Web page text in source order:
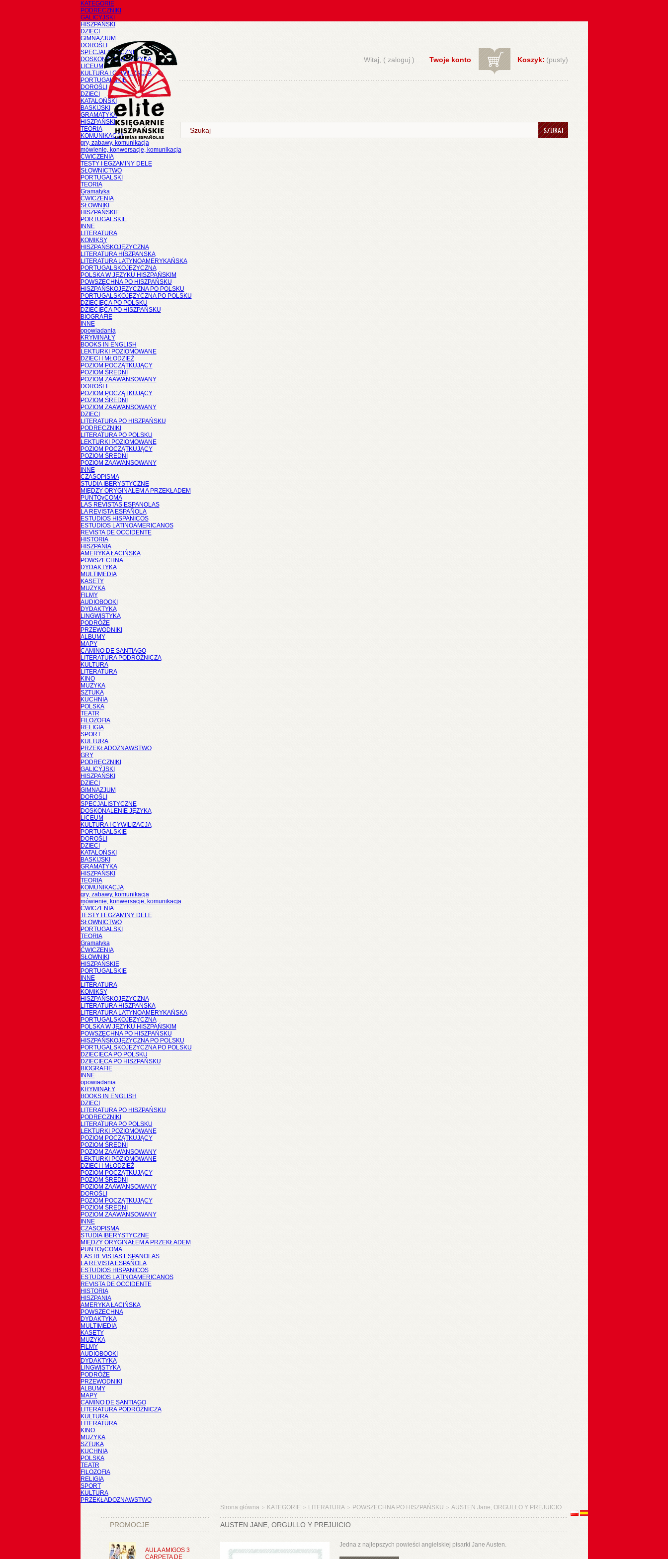
KATEGORIE
PODRĘCZNIKI
GALICYJSKI
HISZPAŃSKI
DZIECI
GIMNAZJUM
DOROŚLI
SPECJALISTYCZNE
DOSKONALENIE JĘZYKA
LICEUM
KULTURA I CYWILIZACJA
PORTUGALSKIE
DOROŚLI
DZIECI
KATALOŃSKI
BASKIJSKI
GRAMATYKA
HISZPAŃSKI
TEORIA
KOMUNIKACJA
gry, zabawy, komunikacja
mówienie, konwersacje, komunikacja
ĆWICZENIA
TESTY I EGZAMINY DELE
SŁOWNICTWO
PORTUGALSKI
TEORIA
Gramatyka
ĆWICZENIA
SŁOWNIKI
HISZPAŃSKIE
PORTUGALSKIE
INNE
LITERATURA
KOMIKSY
HISZPAŃSKOJĘZYCZNA
LITERATURA HISZPANSKA
LITERATURA LATYNOAMERYKAŃSKA
PORTUGALSKOJĘZYCZNA
POLSKA W JĘZYKU HISZPAŃSKIM
POWSZECHNA PO HISZPAŃSKU
HISZPAŃSKOJĘZYCZNA PO POLSKU
PORTUGALSKOJĘZYCZNA PO POLSKU
DZIECIĘCA PO POLSKU
DZIECIĘCA PO HISZPAŃSKU
BIOGRAFIE
INNE
opowiadania
KRYMINAŁY
BOOKS IN ENGLISH
LEKTURKI POZIOMOWANE
DZIECI I MŁODZIEŻ
POZIOM POCZĄTKUJĄCY
POZIOM ŚREDNI
POZIOM ZAAWANSOWANY
DOROŚLI
POZIOM POCZĄTKUJĄCY
POZIOM ŚREDNI
POZIOM ZAAWANSOWANY
DZIECI
LITERATURA PO HISZPAŃSKU
PODRĘCZNIKI
LITERATURA PO POLSKU
LEKTURKI POZIOMOWANE
POZIOM POCZĄTKUJĄCY
POZIOM ŚREDNI
POZIOM ZAAWANSOWANY
INNE
CZASOPISMA
STUDIA IBERYSTYCZNE
MIĘDZY ORYGINAŁEM A PRZEKŁADEM
PUNTOyCOMA
LAS REVISTAS ESPANOLAS
LA REVISTA ESPAÑOLA
ESTUDIOS HISPANICOS
ESTUDIOS LATINOAMERICANOS
REVISTA DE OCCIDENTE
HISTORIA
HISZPANIA
AMERYKA ŁACIŃSKA
POWSZECHNA
DYDAKTYKA
MULTIMEDIA
KASETY
MUZYKA
FILMY
AUDIOBOOKI
DYDAKTYKA
LINGWISTYKA
PODRÓŻE
PRZEWODNIKI
ALBUMY
MAPY
CAMINO DE SANTIAGO
LITERATURA PODRÓŻNICZA
KULTURA
LITERATURA
KINO
MUZYKA
SZTUKA
KUCHNIA
POLSKA
TEATR
FILOZOFIA
RELIGIA
SPORT
KULTURA
PRZEKŁADOZNAWSTWO
GRY
PODRĘCZNIKI
GALICYJSKI
HISZPAŃSKI
DZIECI
GIMNAZJUM
DOROŚLI
SPECJALISTYCZNE
DOSKONALENIE JĘZYKA
LICEUM
KULTURA I CYWILIZACJA
PORTUGALSKIE
DOROŚLI
DZIECI
KATALOŃSKI
BASKIJSKI
GRAMATYKA
HISZPAŃSKI
TEORIA
KOMUNIKACJA
gry, zabawy, komunikacja
mówienie, konwersacje, komunikacja
ĆWICZENIA
TESTY I EGZAMINY DELE
SŁOWNICTWO
PORTUGALSKI
TEORIA
Gramatyka
ĆWICZENIA
SŁOWNIKI
HISZPAŃSKIE
PORTUGALSKIE
INNE
LITERATURA
KOMIKSY
HISZPAŃSKOJĘZYCZNA
LITERATURA HISZPANSKA
LITERATURA LATYNOAMERYKAŃSKA
PORTUGALSKOJĘZYCZNA
POLSKA W JĘZYKU HISZPAŃSKIM
POWSZECHNA PO HISZPAŃSKU
HISZPAŃSKOJĘZYCZNA PO POLSKU
PORTUGALSKOJĘZYCZNA PO POLSKU
DZIECIĘCA PO POLSKU
DZIECIĘCA PO HISZPAŃSKU
BIOGRAFIE
INNE
opowiadania
KRYMINAŁY
BOOKS IN ENGLISH
DZIECI
LITERATURA PO HISZPAŃSKU
PODRĘCZNIKI
LITERATURA PO POLSKU
LEKTURKI POZIOMOWANE
POZIOM POCZĄTKUJĄCY
POZIOM ŚREDNI
POZIOM ZAAWANSOWANY
LEKTURKI POZIOMOWANE
DZIECI I MŁODZIEŻ
POZIOM POCZĄTKUJĄCY
POZIOM ŚREDNI
POZIOM ZAAWANSOWANY
DOROŚLI
POZIOM POCZĄTKUJĄCY
POZIOM ŚREDNI
POZIOM ZAAWANSOWANY
INNE
CZASOPISMA
STUDIA IBERYSTYCZNE
MIĘDZY ORYGINAŁEM A PRZEKŁADEM
PUNTOyCOMA
LAS REVISTAS ESPANOLAS
LA REVISTA ESPAÑOLA
ESTUDIOS HISPANICOS
ESTUDIOS LATINOAMERICANOS
REVISTA DE OCCIDENTE
HISTORIA
HISZPANIA
AMERYKA ŁACIŃSKA
POWSZECHNA
DYDAKTYKA
MULTIMEDIA
KASETY
MUZYKA
FILMY
AUDIOBOOKI
DYDAKTYKA
LINGWISTYKA
PODRÓŻE
PRZEWODNIKI
ALBUMY
MAPY
CAMINO DE SANTIAGO
LITERATURA PODRÓŻNICZA
KULTURA
LITERATURA
KINO
MUZYKA
SZTUKA
KUCHNIA
POLSKA
TEATR
FILOZOFIA
RELIGIA
SPORT
KULTURA
PRZEKŁADOZNAWSTWO
Koszyk: (pusty)
Twoje konto
Witaj, ( zaloguj )
SZUKAJ
PROMOCJE
AULA AMIGOS 3
CARPETA DE
Strona główna > KATEGORIE > LITERATURA > POWSZECHNA PO HISZPAŃSKU > AUSTEN Jane, ORGULLO Y PREJUICIO
AUSTEN JANE, ORGULLO Y PREJUICIO
Jedna z najlepszych powieści angielskiej pisarki Jane Austen.